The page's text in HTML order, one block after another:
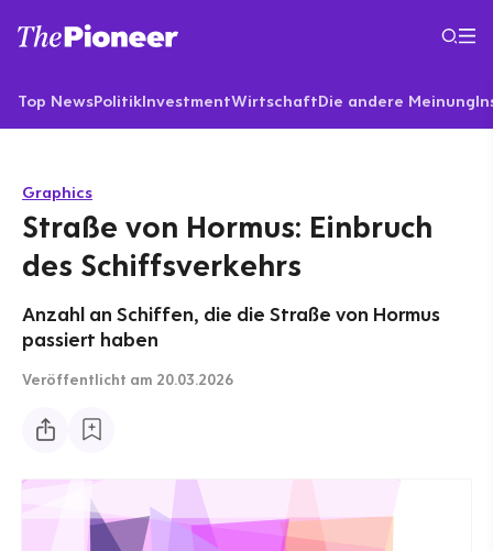
Top NewsPolitikInvestmentWirtschaftDie andere Meinung
Graphics
Straße von Hormus: Einbruch
des Schiffsverkehrs
Anzahl an Schiffen, die die Straße von Hormus
passiert haben
Veröffentlicht am 20.03.2026